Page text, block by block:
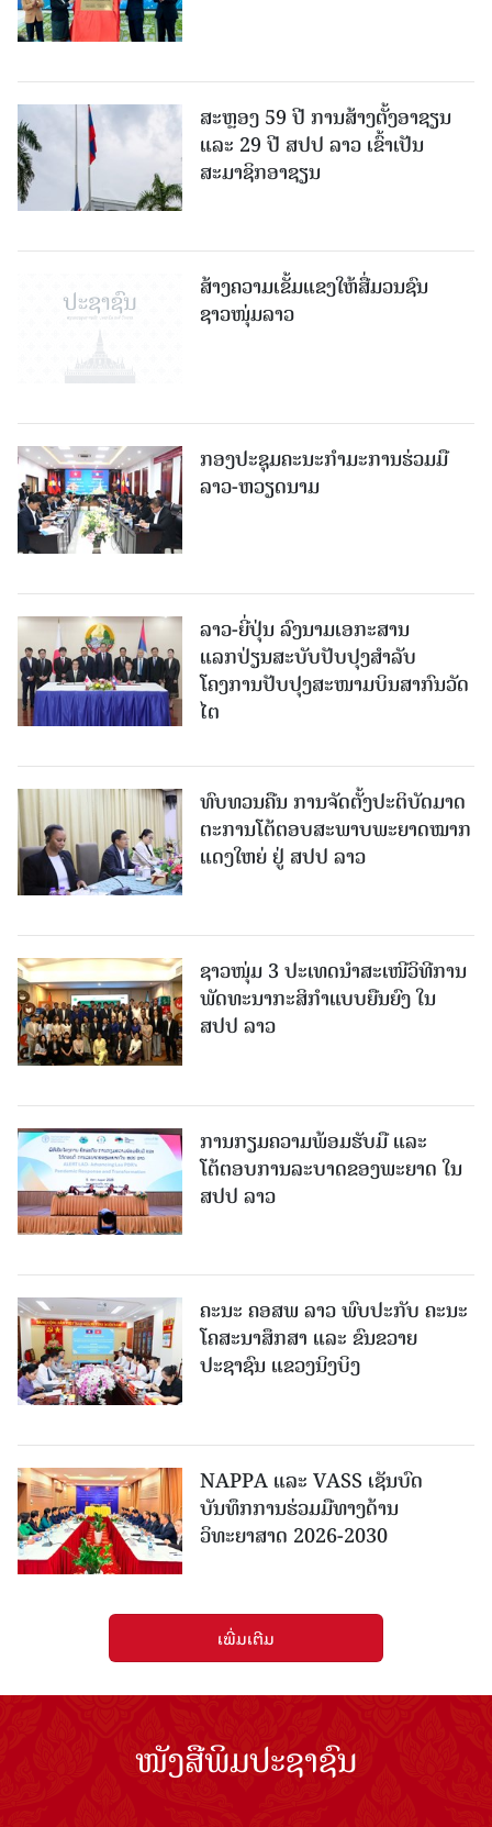
ສະຫຼອງ 59 ປີ ການສ້າງຕັ້ງອາຊຽນ
ແລະ 29 ປີ ສປປ ລາວ ເຂົ້າເປັນ
ສະມາຊິກອາຊຽນ
ສ້າງຄວາມເຂັ້ມແຂງໃຫ້ສື່ມວນຊົນ
ຊາວໜຸ່ມລາວ
ກອງປະຊຸມຄະນະກຳມະການຮ່ວມມື
ລາວ-ຫວຽດນາມ
ລາວ-ຍີ່ປຸ່ນ ລົງນາມເອກະສານ
ແລກປ່ຽນສະບັບປັບປຸງສໍາລັບ
ໂຄງການປັບປຸງສະໜາມບິນສາກົນວັດ
ໄຕ
ທົບທວນຄືນ ການຈັດຕັ້ງປະຕິບັດມາດ
ຕະການໂຕ້ຕອບສະພາບພະຍາດໝາກ
ແດງໃຫຍ່ ຢູ່ ສປປ ລາວ
ຊາວໜຸ່ມ 3 ປະເທດນຳສະເໜີວິທີການ
ພັດທະນາກະສິກຳແບບຍືນຍົງ ໃນ
ສປປ ລາວ
ການກຽມຄວາມພ້ອມຮັບມື ແລະ
ໂຕ້ຕອບການລະບາດຂອງພະຍາດ ໃນ
ສປປ ລາວ
ຄະນະ ຄອສພ ລາວ ພົບປະກັບ ຄະນະ
ໂຄສະນາສຶກສາ ແລະ ຂົນຂວາຍ
ປະຊາຊົນ ແຂວງນິງບິງ
NAPPA ແລະ VASS ເຊັນບົດ
ບັນທຶກການຮ່ວມມືທາງດ້ານ
ວິທະຍາສາດ 2026-2030
ເພີ່ມເຕີມ
ໜັງສືພິມປະຊາຊົນ